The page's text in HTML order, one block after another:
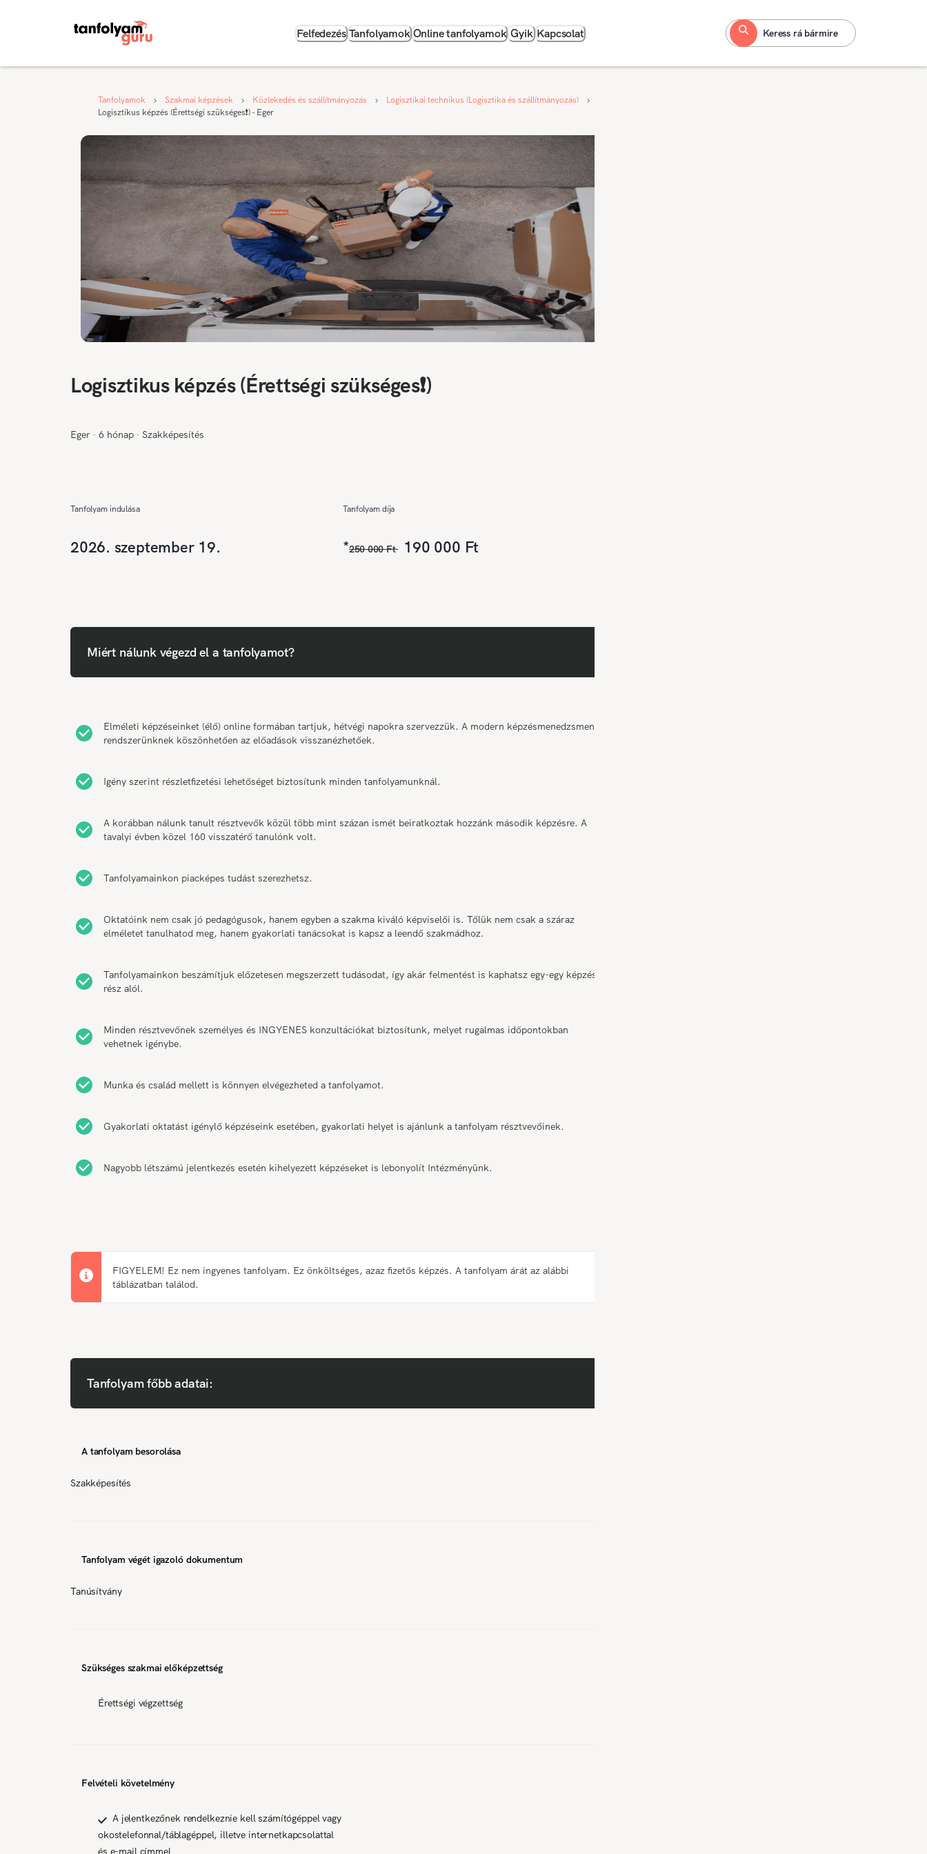
Felfedezés Tanfolyamok Online tanfolyamok Gyik Kapcsolat Keress rá bármire
Tanfolyamok Szakmai képzések Közlekedés és szállítmányozás
Logisztikai technikus (Logisztika és szállítmányozás)
Logisztikus képzés (Érettségi szükséges❗) - Eger
Logisztikus képzés (Érettségi szükséges❗)
Eger ∙ 6 hónap ∙ Szakképesítés
Tanfolyam indulása
2026. szeptember 19.
Tanfolyam díja
*250 000 Ft 190 000 Ft
Miért nálunk végezd el a tanfolyamot?
Elméleti képzéseinket (élő) online formában tartjuk, hétvégi napokra szervezzük. A modern képzésmenedzsment
rendszerünknek köszönhetően az előadások visszanézhetőek.
Igény szerint részletfizetési lehetőséget biztosítunk minden tanfolyamunknál.
A korábban nálunk tanult résztvevők közül több mint százan ismét beiratkoztak hozzánk második képzésre. A
tavalyi évben közel 160 visszatérő tanulónk volt.
Tanfolyamainkon piacképes tudást szerezhetsz.
Oktatóink nem csak jó pedagógusok, hanem egyben a szakma kiváló képviselői is. Tőlük nem csak a száraz
elméletet tanulhatod meg, hanem gyakorlati tanácsokat is kapsz a leendő szakmádhoz.
Tanfolyamainkon beszámítjuk előzetesen megszerzett tudásodat, így akár felmentést is kaphatsz egy-egy képzési
rész alól.
Minden résztvevőnek személyes és INGYENES konzultációkat biztosítunk, melyet rugalmas időpontokban
vehetnek igénybe.
Munka és család mellett is könnyen elvégezheted a tanfolyamot.
Gyakorlati oktatást igénylő képzéseink esetében, gyakorlati helyet is ajánlunk a tanfolyam résztvevőinek.
Nagyobb létszámú jelentkezés esetén kihelyezett képzéseket is lebonyolít Intézményünk.
FIGYELEM! Ez nem ingyenes tanfolyam. Ez önköltséges, azaz fizetős képzés. A tanfolyam árát az alábbi
táblázatban találod.
Tanfolyam főbb adatai:
A tanfolyam besorolása
Szakképesítés
Tanfolyam végét igazoló dokumentum
Tanúsítvány
Szükséges szakmai előképzettség
Érettségi végzettség
Felvételi követelmény
A jelentkezőnek rendelkeznie kell számítógéppel vagy
okostelefonnal/táblagéppel, illetve internetkapcsolattal
és e-mail címmel